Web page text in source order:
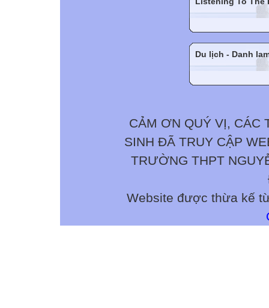
Du lịch - Danh
CẢM ƠN QUÝ VỊ, CÁC
SINH ĐÃ TRUY CẬP
TRƯỜNG THPT
Website được thừa kế